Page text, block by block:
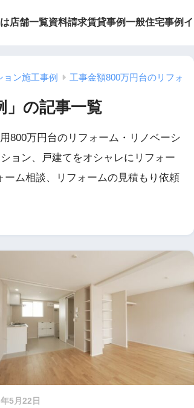
店舗一覧資料請求賃貸事例一般住宅事例
ョン施工事例 工事金額800万円台のリフォー
」の記事一覧
800万円台のリフォーム・リノベーシ
ョン、戸建てをオシャレにリフォー
ム相談、リフォームの見積もり依頼
5月22日